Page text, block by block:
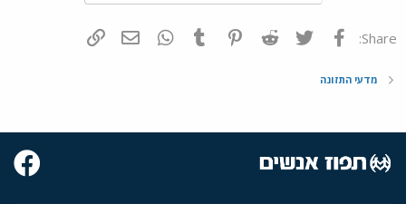
Share: פייסבוק Twitter
Reddit
Pinterest
Tumblr
WhatsAppדואר אלקטרוני
מדעי התזונה